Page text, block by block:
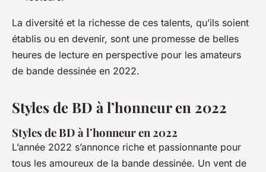
La diversité et la richesse de ces talents, qu’ils soient
établis ou en devenir, sont une promesse de belles
heures de lecture en perspective pour les amateurs
de bande dessinée en 2022.
Styles de BD à l’honneur en 2022
Styles de BD à l’honneur en 2022
L’année 2022 s’annonce riche et passionnante pour
tous les amoureux de la bande dessinée. Un vent de